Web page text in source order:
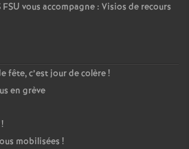
vous accompagne : Visios de recours
fête, c’est jour de colère!
en grève
!
mobilisées !